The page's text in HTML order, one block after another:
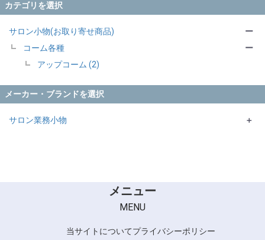
カテゴリを選択
サロン小物(お取り寄せ商品)
コーム各種
アップコーム (2)
ー
ー
メーカー・ブランドを選択
サロン業務小物
＋
メニュー
MENU
当サイトについてプライバシーポリシー